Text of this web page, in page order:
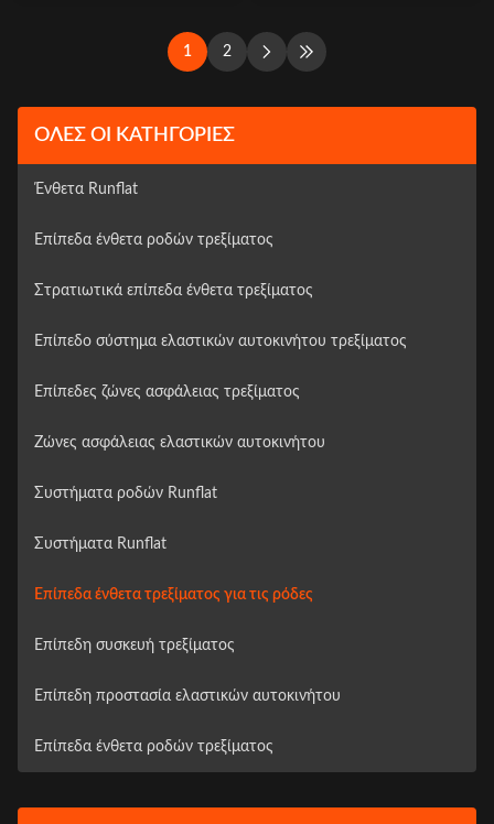
1 2
ΌΛΕΣ ΟΙ ΚΑΤΗΓΟΡΊΕΣ
Ένθετα Runflat
Επίπεδα ένθετα ροδών τρεξίματος
Στρατιωτικά επίπεδα ένθετα τρεξίματος
Επίπεδο σύστημα ελαστικών αυτοκινήτου τρεξίματος
Επίπεδες ζώνες ασφάλειας τρεξίματος
Ζώνες ασφάλειας ελαστικών αυτοκινήτου
Συστήματα ροδών Runflat
Συστήματα Runflat
Επίπεδα ένθετα τρεξίματος για τις ρόδες
Επίπεδη συσκευή τρεξίματος
Επίπεδη προστασία ελαστικών αυτοκινήτου
Επίπεδα ένθετα ροδών τρεξίματος